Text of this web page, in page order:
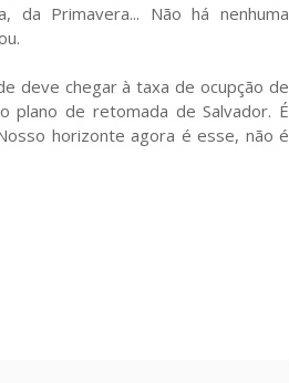
Primavera... Não há nenhuma
deve chegar à taxa de ocupção de
plano de retomada de Salvador. É
horizonte agora é esse, não é